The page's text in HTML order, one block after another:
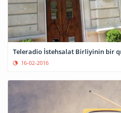
Teleradio İstehsalat Birliyinin bir
16-02-2016